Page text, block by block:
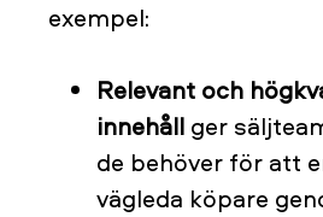
exempel:
Relevant och
innehåll ger
de behöver för att
vägleda köpare